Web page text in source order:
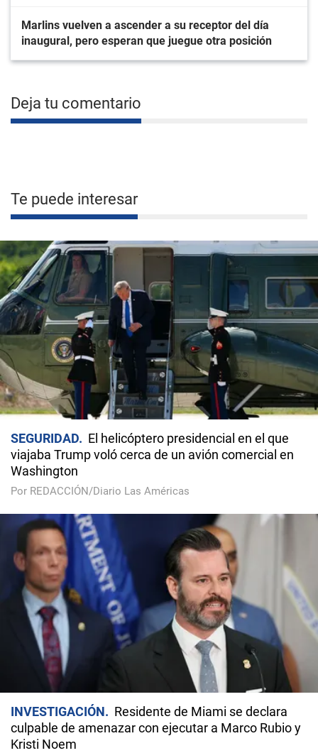
Marlins vuelven a ascender a su receptor del día
inaugural, pero esperan que juegue otra posición
Deja tu comentario
Te puede interesar
SEGURIDAD
El helicóptero presidencial en el que
viajaba Trump voló cerca de un avión comercial en
Washington
Por REDACCIÓN/Diario Las Américas
INVESTIGACIÓN
Residente de Miami se declara
culpable de amenazar con ejecutar a Marco Rubio y
Kristi Noem